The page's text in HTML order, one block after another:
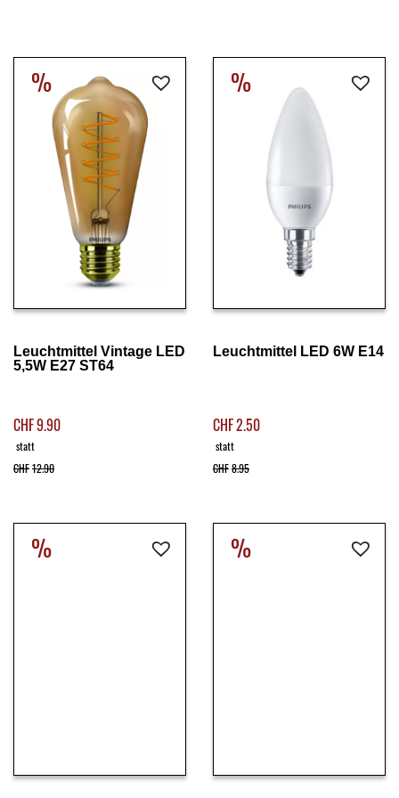
%
Leuchtmittel Vintage LED
5,5W E27 ST64
CHF9.90
statt
CHF12.90
%
Leuchtmittel LED 6W E14
CHF2.50
statt
CHF8.95
% %